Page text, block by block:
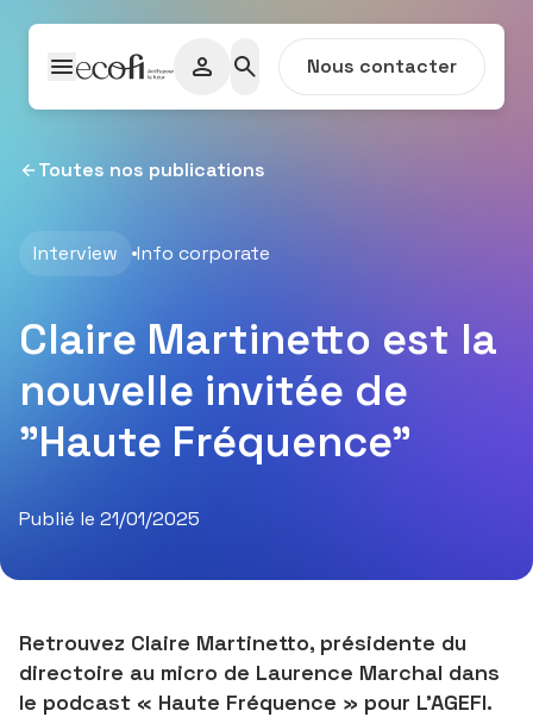
Nous contacter
Toutes nos publications
Interview Info corporate
Claire Martinetto est la
nouvelle invitée de
"Haute Fréquence"
Publié le 21/01/2025
Retrouvez Claire Martinetto, présidente du
directoire au micro de Laurence Marchal dans
le podcast « Haute Fréquence » pour L'AGEFI.